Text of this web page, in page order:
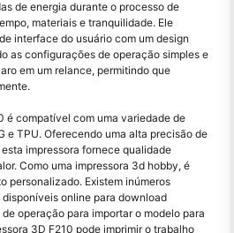
de energia durante o processo de
materiais e tranquilidade. Ele
interface do usuário com um design
as configurações de operação simples e
em um relance, permitindo que
é compatível com uma variedade de
e TPU. Oferecendo uma alta precisão de
impressora fornece qualidade
Como uma impressora 3d hobby, é
personalizado. Existem inúmeros
online para download
operação para importar o modelo para
3D F210 pode imprimir o trabalho